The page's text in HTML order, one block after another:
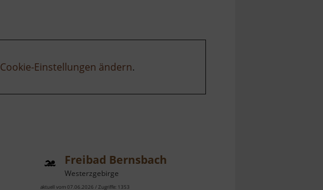
Cookie-Einstellungen ändern.
Freibad Bernsbach
Westerzgebirge
aktuell vom 07.06.2026 / Zugriffe: 1353